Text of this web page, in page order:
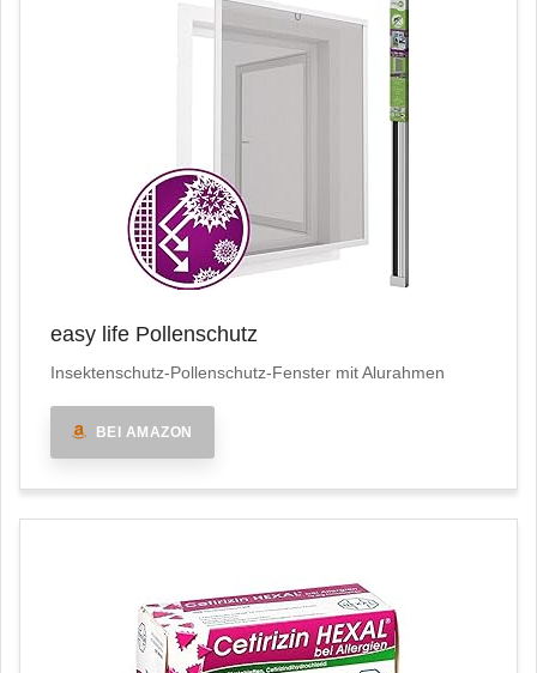
easy life Pollenschutz
Insektenschutz-Pollenschutz-Fenster mit Alurahmen
BEI AMAZON